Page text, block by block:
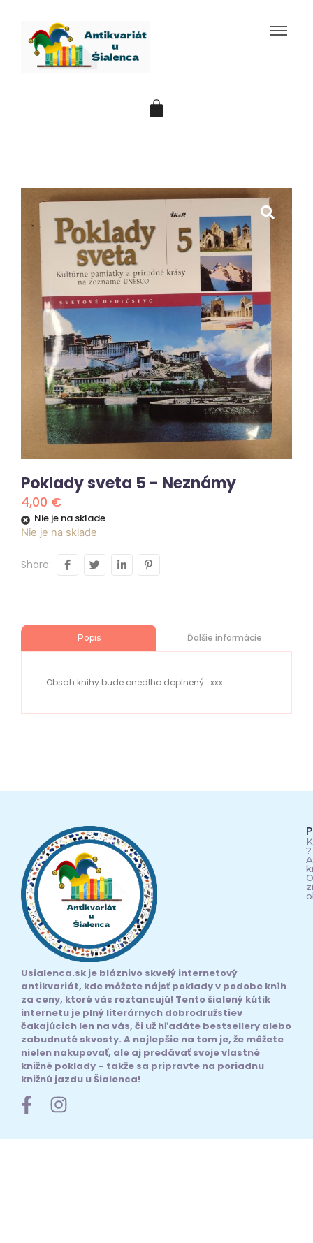
Poklady sveta 5 - Neznámy
4,00 €
Nie je na sklade
Nie je na sklade
Share:
Popis Ďalšie informácie
Obsah knihy bude onedlho doplnený… xxx
Usialenca.sk je bláznivo skvelý internetový
antikvariát, kde môžete nájsť poklady v podobe kníh
za ceny, ktoré vás roztancujú! Tento šialený kútik
internetu je plný literárnych dobrodružstiev
čakajúcich len na vás, či už hľadáte bestsellery alebo
zabudnuté skvosty. A najlepšie na tom je, že môžete
nielen nakupovať, ale aj predávať svoje vlastné
knižné poklady – takže sa pripravte na poriadnu
knižnú jazdu u Šialenca!
?